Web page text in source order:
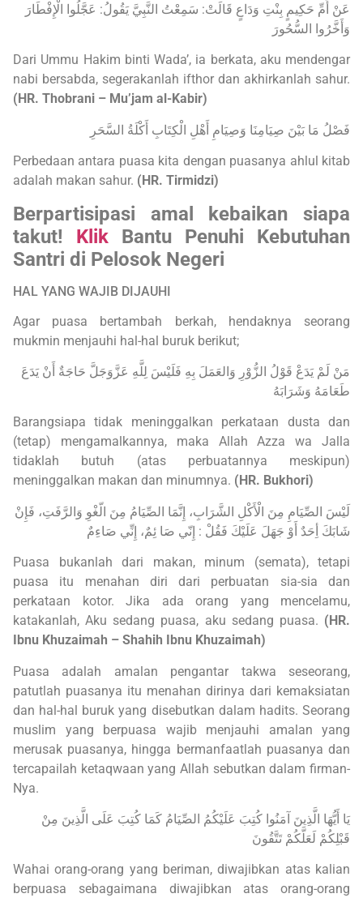
عَنْ أُمِّ حَكِيمٍ بِنْتِ وَدَاعٍ قَالَتْ: سَمِعْتُ النَّبِيَّ يَقُولُ: عَجَّلُوا الْإِفْطَارَ
وَأَخَّرُوا ‌السُّحُورَ
Dari Ummu Hakim binti Wada’, ia berkata, aku mendengar
nabi bersabda, segerakanlah ifthor dan akhirkanlah sahur.
(HR. Thobrani – Mu’jam al-Kabir)
فَصْلُ مَا بَيْنَ صِيَامِنَا وَصِيَامِ أَهْلِ الْكِتَابِ أَكْلَةُ السَّحَرِ
Perbedaan antara puasa kita dengan puasanya ahlul kitab
adalah makan sahur. (HR. Tirmidzi)
Berpartisipasi amal kebaikan siapa
takut! Klik Bantu Penuhi Kebutuhan
Santri di Pelosok Negeri
HAL YANG WAJIB DIJAUHI
Agar puasa bertambah berkah, hendaknya seorang
mukmin menjauhi hal-hal buruk berikut;
مَنْ لَمْ يَدَعْ قَوْلُ الزُّوْرِ وَالعَمَلَ بِهِ فَلَيْسَ لِلَّهِ عَزَّوَجَلَّ حَاجَةٌ أَنْ يَدَعَ
طَعَامَهُ وَشَرَابَهُ
Barangsiapa tidak meninggalkan perkataan dusta dan
(tetap) mengamalkannya, maka Allah Azza wa Jalla
tidaklah butuh (atas perbuatannya meskipun)
meninggalkan makan dan minumnya. (HR. Bukhori)
لَيْسَ الصِّيَامِ مِنَ الْأَكْلِ الشَّرَابِ، إِنَّمَا الصِّيَامُ مِنَ الّغْوِ وَالرَّفَتِ، فَإِنْ
شَابَكَ أِحَدٌ أَوْ جَهَلَ عَلَيْكَ فَقُلْ : إِنّي صَا ئِمٌ، إِنِّي صَاءِمٌ
Puasa bukanlah dari makan, minum (semata), tetapi
puasa itu menahan diri dari perbuatan sia-sia dan
perkataan kotor. Jika ada orang yang mencelamu,
katakanlah, Aku sedang puasa, aku sedang puasa. (HR.
Ibnu Khuzaimah – Shahih Ibnu Khuzaimah)
Puasa adalah amalan pengantar takwa seseorang,
patutlah puasanya itu menahan dirinya dari kemaksiatan
dan hal-hal buruk yang disebutkan dalam hadits. Seorang
muslim yang berpuasa wajib menjauhi amalan yang
merusak puasanya, hingga bermanfaatlah puasanya dan
tercapailah ketaqwaan yang Allah sebutkan dalam firman-
Nya.
يَا أَيُّهَا الَّذِينَ آمَنُوا كُتِبَ عَلَيْكُمُ الصِّيَامُ كَمَا كُتِبَ عَلَى الَّذِينَ مِنْ
قَبْلِكُمْ لَعَلَّكُمْ تَتَّقُونَ
Wahai orang-orang yang beriman, diwajibkan atas kalian
berpuasa sebagaimana diwajibkan atas orang-orang